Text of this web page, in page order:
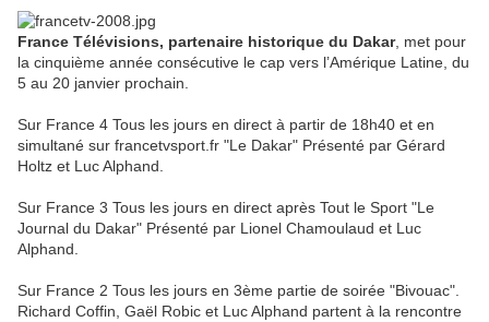
France Télévisions, partenaire historique du Dakar, met pour
la cinquième année consécutive le cap vers l’Amérique Latine, du
5 au 20 janvier prochain.
Sur France 4 Tous les jours en direct à partir de 18h40 et en
simultané sur francetvsport.fr "Le Dakar" Présenté par Gérard
Holtz et Luc Alphand.
Sur France 3 Tous les jours en direct après Tout le Sport "Le
Journal du Dakar" Présenté par Lionel Chamoulaud et Luc
Alphand.
Sur France 2 Tous les jours en 3ème partie de soirée "Bivouac".
Richard Coffin, Gaël Robic et Luc Alphand partent à la rencontre